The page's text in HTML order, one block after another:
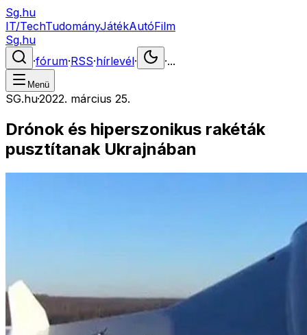
Sg.hu
IT/TechTudományJátékAutóFilm
Sg.hu
·fórum·RSS·hírlevél· ·...
Menü
SG.hu·2022. március 25.
Drónok és hiperszonikus rakéták
pusztítanak Ukrajnában